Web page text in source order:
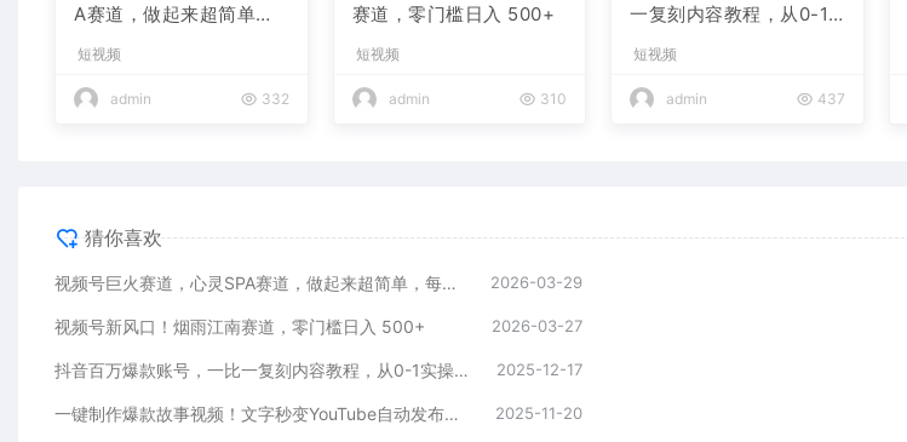
A赛道，做起来超简单，
短视频
admin 332
赛道，零门槛日入 500+
短视频
admin 310
一复刻内容教程，从0-1
复制爆款，月入10w+
短视频
admin 437
猜你喜欢
视频号巨火赛道，心灵SPA赛道，做起来超简单，每天收益800+ 2026-03-29
视频号新风口！烟雨江南赛道，零门槛日入 500+ 2026-03-27
抖音百万爆款账号，一比一复刻内容教程，从0-1实操课，小白也能学会，复制爆款，月入10w+ 2025-12-17
一键制作爆款故事视频！文字秒变YouTube自动发布的傻瓜式教程 2025-11-20